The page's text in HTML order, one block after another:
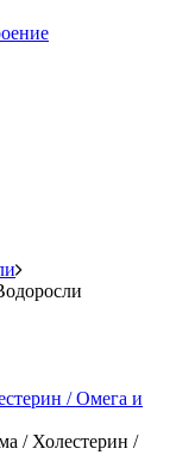
/ Омега и
/ Холестерин /